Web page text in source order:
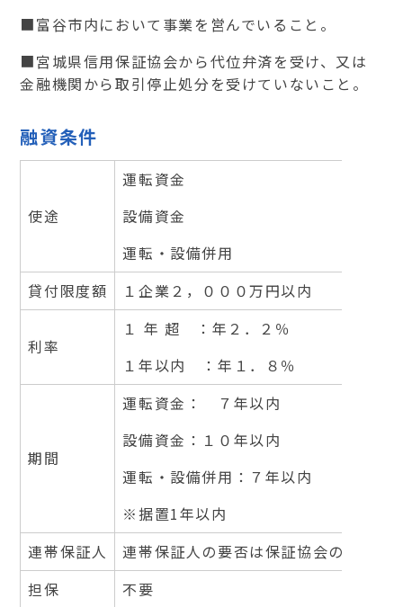
■富谷市内において事業を営んでいること。
■宮城県信用保証協会から代位弁済を受け、又は
金融機関から取引停止処分を受けていないこと。
融資条件
使途
運転資金
設備資金
運転・設備併用
貸付限度額
１企業２，０００万円以内
利率
１ 年 超 ：年２．２％
１年以内 ：年１．８％
期間
運転資金： ７年以内
設備資金：１０年以内
運転・設備併用：７年以内
※据置1年以内
連帯保証人
連帯保証人の要否は保証協会の定める
担保
不要